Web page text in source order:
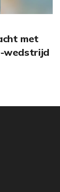
met
wedstrijd